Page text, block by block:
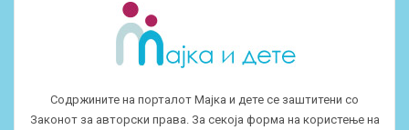
Содржините на порталот Мајка и дете се заштитени со
Законот за авторски права. За секоја форма на користење на